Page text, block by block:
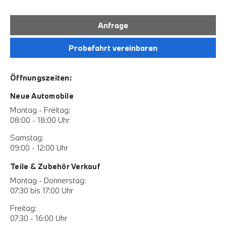
Anfrage
Probefahrt vereinbaren
Öffnungszeiten:
Neue Automobile
Montag - Freitag:
08:00 - 18:00 Uhr
Samstag:
09:00 - 12:00 Uhr
Teile & Zubehör Verkauf
Montag - Donnerstag:
07:30 bis 17:00 Uhr
Freitag:
07:30 - 16:00 Uhr